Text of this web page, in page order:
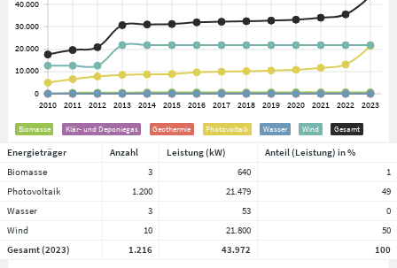
Biomasse Klär- und Deponiegas Geothermie Photovoltaik Wasser Wind Gesamt
Energieträger Anzahl Leistung (kW)
Anteil (Leistung) in %
Biomasse
3 640
1
Photovoltaik
1.200 21.479
49
Wasser
3 53
0
Wind
10 21.800
50
Gesamt (2023)
1.216 43.972 100